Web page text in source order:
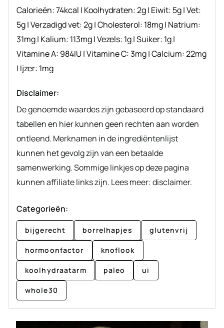
Calorieën:74kcal | Koolhydraten:2g| Eiwit: 5g|Vet:
5g|Verzadigd vet:2g|Cholesterol: 18mg| Natrium:
31mg| Kalium: 113mg|Vezels: 1g|Suiker: 1g|
Vitamine A: 984IU|Vitamine C:3mg|Calcium:22mg
| Ijzer: 1mg
Disclaimer:
De genoemde waardes zijn gebaseerd op standaard
tabellen en hier kunnen geen rechten aan worden
ontleend. Merknamen in de ingrediëntenlijst
kunnen het gevolg zijn van een betaalde
samenwerking. Sommige linkjes op deze pagina
kunnen affiliate links zijn. Lees meer: disclaimer.
Categorieën:
bijgerecht borrelhapjes glutenvrij
hormoonfactor knoflook
koolhydraatarm paleo ui
whole30